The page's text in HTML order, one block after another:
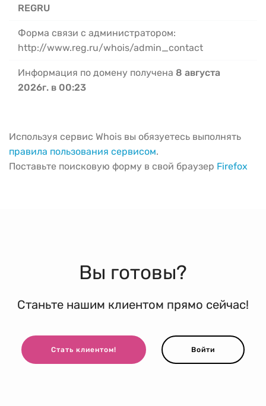
REGRU
Форма связи с администратором:
http://www.reg.ru/whois/admin_contact
Информация по домену получена 8 августа
2026г. в 00:23
Используя сервис Whois вы обязуетесь выполнять
правила пользования сервисом.
Поставьте поисковую форму в свой браузер Firefox
Вы готовы?
Станьте нашим клиентом прямо сейчас!
Стать клиентом! Войти